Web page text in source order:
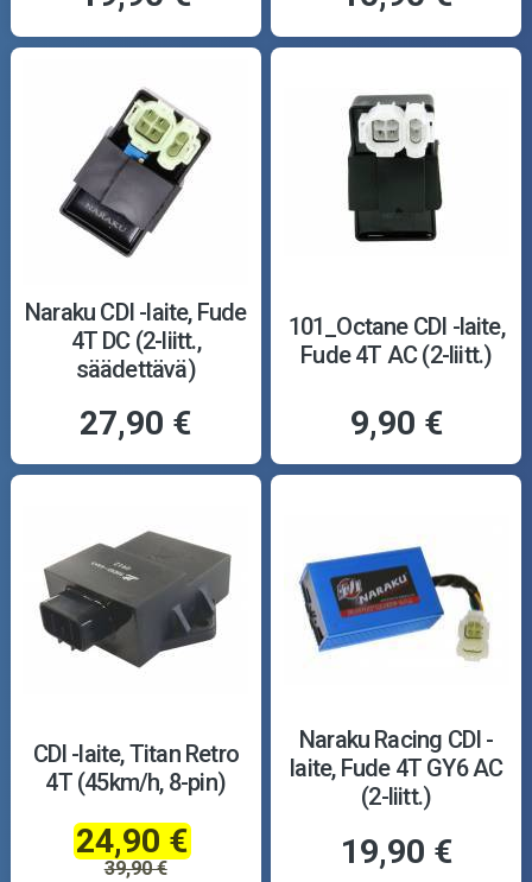
Naraku CDI -laite, Fude
4T DC (2-liitt.,
säädettävä)
27,90 €
101_Octane CDI -laite,
Fude 4T AC (2-liitt.)
9,90 €
CDI -laite, Titan Retro
4T (45km/h, 8-pin)
24,90 €
39,90 €
Naraku Racing CDI -
laite, Fude 4T GY6 AC
(2-liitt.)
19,90 €